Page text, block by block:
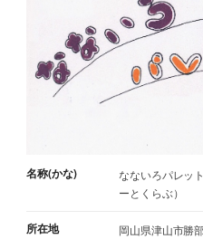
名称(かな)
なないろパレッ
ーとくらぶ）
所在地 岡山県津山市勝